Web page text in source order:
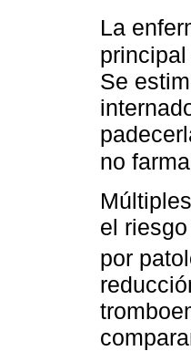
La
Se
no
el
por